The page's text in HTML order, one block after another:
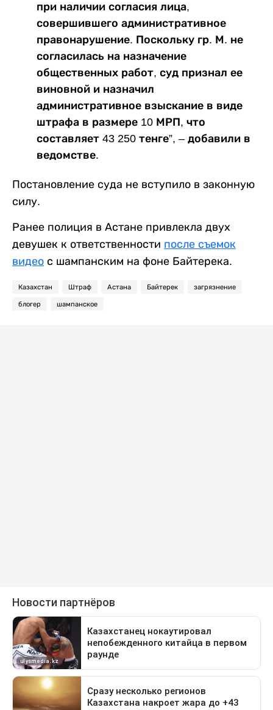
при наличии согласия лица,
совершившего административное
правонарушение. Поскольку гр. М. не
согласилась на назначение
общественных работ, суд признал ее
виновной и назначил
административное взыскание в виде
штрафа в размере 10 МРП, что
составляет 43 250 тенге”, – добавили в
ведомстве.
Постановление суда не вступило в законную
силу.
Ранее полиция в Астане привлекла двух
девушек к ответственности после съемок
видео с шампанским на фоне Байтерека.
Казахстан Штраф Астана Байтерек загрязнение
блогер шампанское